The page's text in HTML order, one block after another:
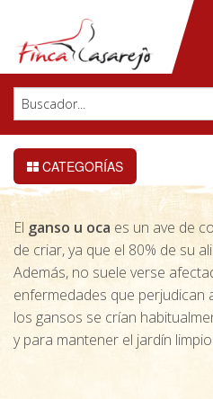
CATEGORÍAS
El ganso u oca es un ave de
de criar, ya que el 80% de su
Además, no suele verse
enfermedades que perjudican
los gansos se crían
y para mantener el jardín